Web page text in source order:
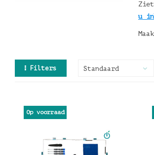
u
Filters Standaard
Op voorraad